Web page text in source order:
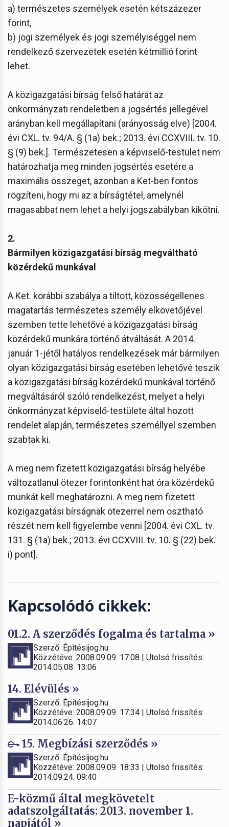
a) természetes személyek esetén kétszázezer
forint,
b) jogi személyek és jogi személyiséggel nem
rendelkező szervezetek esetén kétmillió forint
lehet.
A közigazgatási bírság felső határát az
önkormányzati rendeletben a jogsértés jellegével
arányban kell megállapítani (arányosság elve) [2004.
évi CXL. tv. 94/A. § (1a) bek.; 2013. évi CCXVIII. tv. 10.
§ (9) bek.]. Természetesen a képviselő-testület nem
határozhatja meg minden jogsértés esetére a
maximális összeget, azonban a Ket-ben fontos
rögzíteni, hogy mi az a bírságtétel, amelynél
magasabbat nem lehet a helyi jogszabályban kikötni.
2.
Bármilyen közigazgatási bírság megváltható
közérdekű munkával
A Ket. korábbi szabálya a tiltott, közösségellenes
magatartás természetes személy elkövetőjével
szemben tette lehetővé a közigazgatási bírság
közérdekű munkára történő átváltását. A 2014.
január 1-jétől hatályos rendelkezések már bármilyen
olyan közigazgatási bírság esetében lehetővé teszik
a közigazgatási bírság közérdekű munkával történő
megváltásáról szóló rendelkezést, melyet a helyi
önkormányzat képviselő-testülete által hozott
rendelet alapján, természetes személlyel szemben
szabtak ki.
A meg nem fizetett közigazgatási bírság helyébe
változatlanul ötezer forintonként hat óra közérdekű
munkát kell meghatározni. A meg nem fizetett
közigazgatási bírságnak ötezerrel nem osztható
részét nem kell figyelembe venni [2004. évi CXL. tv.
131. § (1a) bek.; 2013. évi CCXVIII. tv. 10. § (22) bek.
i) pont].
Kapcsolódó cikkek:
01.2. A szerződés fogalma és tartalma »
Szerző: Építésijog.hu
Közzétéve: 2008.09.09. 17:08 | Utolsó frissítés:
2014.05.08. 13:06
14. Elévülés »
Szerző: Építésijog.hu
Közzétéve: 2008.09.09. 17:34 | Utolsó frissítés:
2014.06.26. 14:07
15. Megbízási szerződés »
Szerző: Építésijog.hu
Közzétéve: 2008.09.09. 18:33 | Utolsó frissítés:
2014.09.24. 09:40
E-közmű által megkövetelt
adatszolgáltatás: 2013. november 1.
napjától »